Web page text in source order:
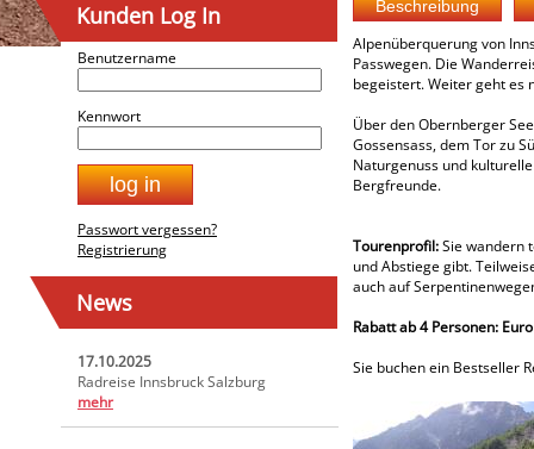
Kunden Log In
Benutzername
Kennwort
Passwort vergessen?
Registrierung
News
17.10.2025
Radreise Innsbruck Salzburg
mehr
Alpenüberquerung von
Passwegen. Die
begeistert. Weiter geht es
Über den Obernberger
Gossensass, dem Tor zu
Naturgenuss und
Bergfreunde.
Tourenprofil:Sie wandern
und Abstiege gibt.
auch auf
Rabatt ab 4 Personen:
Sie buchen ein Bestseller